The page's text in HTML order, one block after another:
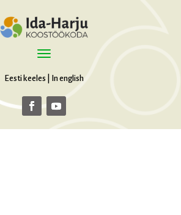
Eesti keeles In english